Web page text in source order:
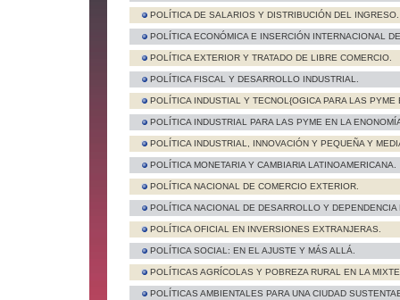
POLÍTICA DE SALARIOS Y DISTRIBUCIÓN DEL INGRESO.
POLÍTICA ECONÓMICA E INSERCIÓN INTERNACIONAL
POLÍTICA EXTERIOR Y TRATADO DE LIBRE COMERCIO.
POLÍTICA FISCAL Y DESARROLLO INDUSTRIAL.
POLÍTICA INDUSTIAL Y TECNOL{OGICA PARA LAS PYME
POLÍTICA INDUSTRIAL PARA LAS PYME EN LA
POLÍTICA INDUSTRIAL, INNOVACIÓN Y PEQUEÑA Y
POLÍTICA MONETARIA Y CAMBIARlA LATINOAMERICANA.
POLÍTICA NACIONAL DE COMERCIO EXTERIOR.
POLÍTICA NACIONAL DE DESARROLLO Y
POLÍTICA OFICIAL EN INVERSIONES EXTRANJERAS.
POLÍTICA SOCIAL: EN EL AJUSTE Y MÁS ALLÁ.
POLÍTICAS AGRÍCOLAS Y POBREZA RURAL EN LA
POLÍTICAS AMBIENTALES PARA UNA CIUDAD